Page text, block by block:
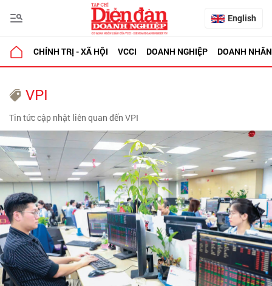
English
CHÍNH TRỊ - XÃ HỘI VCCI DOANH NGHIỆP DOANH NHÂN
VPI
Tin tức cập nhật liên quan đến VPI